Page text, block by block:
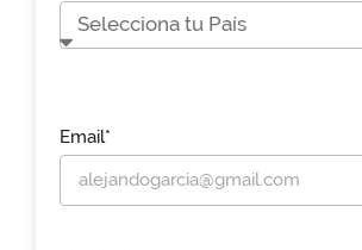
Email*